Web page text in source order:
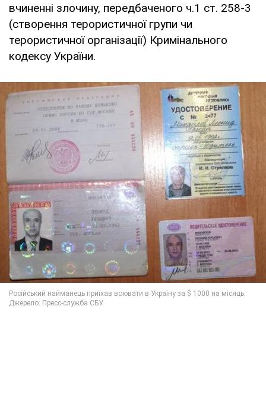
вчиненні злочину, передбаченого ч.1 ст. 258-3
(створення терористичної групи чи
терористичної організації) Кримінального
кодексу України.